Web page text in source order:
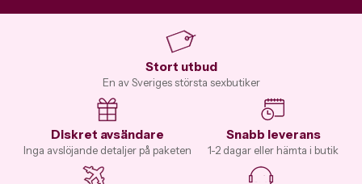
Stort utbud
En av Sveriges största sexbutiker
Diskret avsändare
Inga avslöjande detaljer på paketen
Snabb leverans
1-2 dagar eller hämta i butik